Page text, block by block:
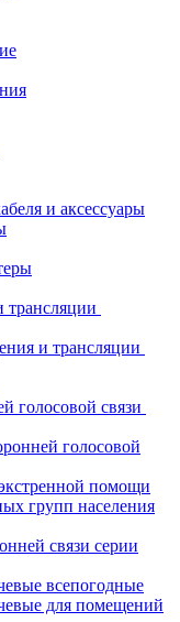
и аксессуары
трансляции
и трансляции
голосовой связи
голосовой
помощи
групп населения
связи серии
всепогодные
для помещений